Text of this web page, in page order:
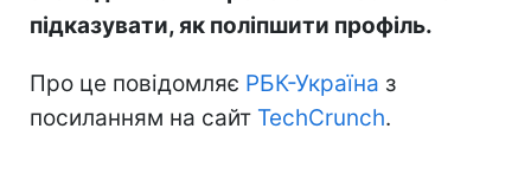
підказувати, як поліпшити профіль.
Про це повідомляє РБК-Україна з
посиланням на сайт TechCrunch.